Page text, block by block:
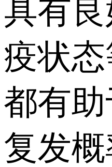
具有
疫状
都有
复发